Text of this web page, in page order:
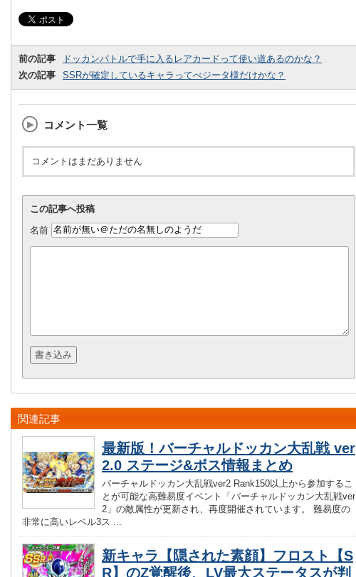
前の記事
ドッカンバトルで手に入るレアカードって使い道あるのかな？
次の記事
SSRが確定しているキャラってべジータ様だけかな？
コメント一覧
コメントはまだありません
この記事へ投稿
名前
関連記事
最新版！バーチャルドッカン大乱戦 ver
2.0 ステージ&ボス情報まとめ
バーチャルドッカン大乱戦ver2 Rank150以上から参加するこ
とが可能な高難易度イベント「バーチャルドッカン大乱戦ver
2」の敵属性が更新され、再度開催されています。 難易度の
非常に高いレベル3ス ...
新キャラ【隠された素顔】フロスト【S
R】のZ覚醒後、LV最大ステータスが判